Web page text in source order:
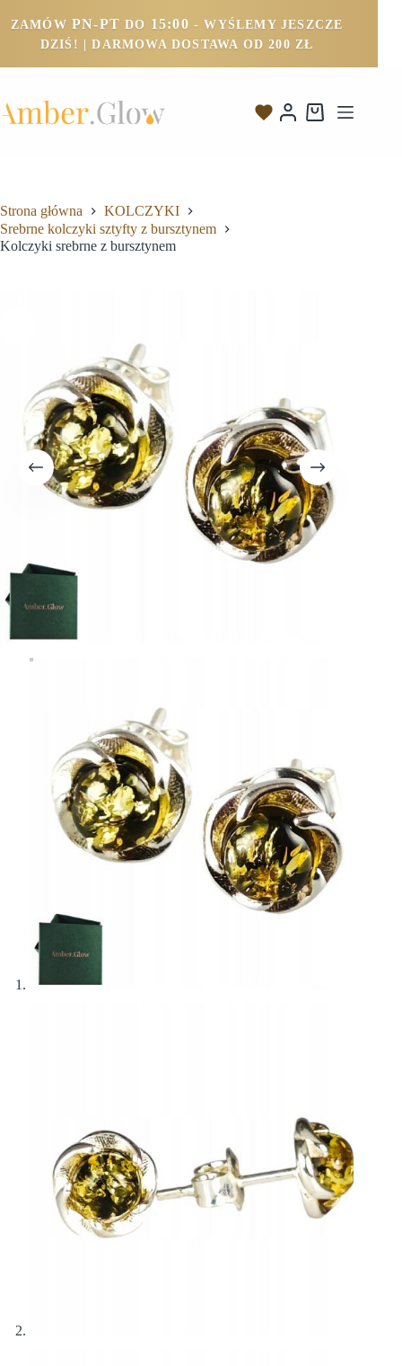
ZAMÓW PN-PT DO 15:00 - WYŚLEMY JESZCZE
DZIŚ! | DARMOWA DOSTAWA OD 200 ZŁ
Strona główna
KOLCZYKI
Srebrne kolczyki sztyfty z bursztynem
Kolczyki srebrne z bursztynem